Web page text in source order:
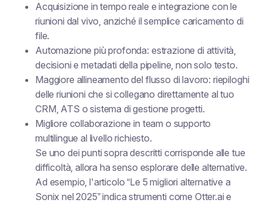
Acquisizione in tempo reale e integrazione con le
riunioni dal vivo, anziché il semplice caricamento di
file.
Automazione più profonda: estrazione di attività,
decisioni e metadati della pipeline, non solo testo.
Maggiore allineamento del flusso di lavoro: riepiloghi
delle riunioni che si collegano direttamente al tuo
CRM, ATS o sistema di gestione progetti.
Migliore collaborazione in team o supporto
multilingue al livello richiesto.
Se uno dei punti sopra descritti corrisponde alle tue
difficoltà, allora ha senso esplorare delle alternative.
Ad esempio, l'articolo “Le 5 migliori alternative a
Sonix nel 2025” indica strumenti come Otter.ai e